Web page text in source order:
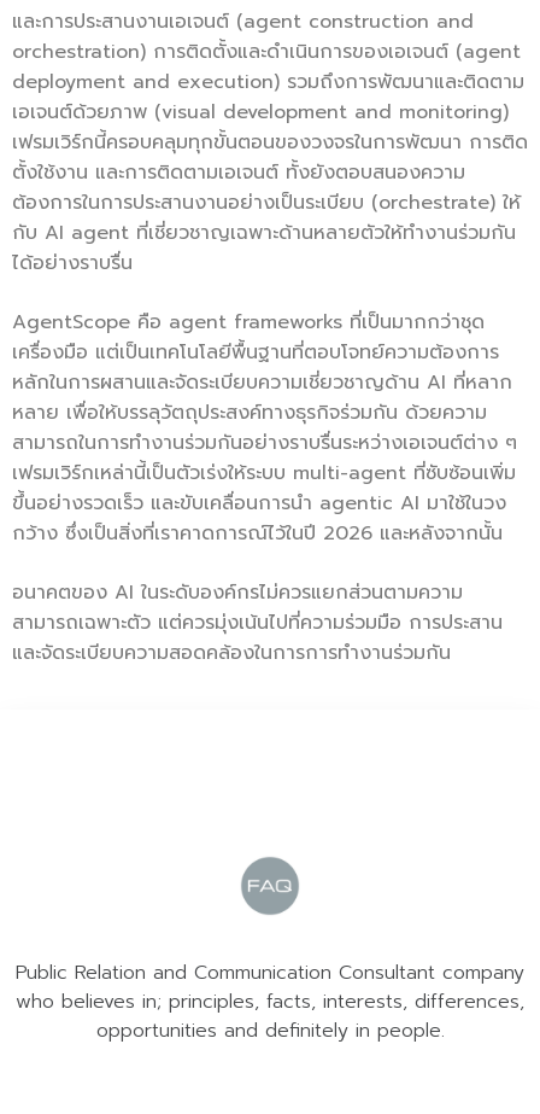
และการประสานงานเอเจนต์ (agent construction and
orchestration) การติดตั้งและดำเนินการของเอเจนต์ (agent
deployment and execution) รวมถึงการพัฒนาและติดตาม
เอเจนต์ด้วยภาพ (visual development and monitoring)
เฟรมเวิร์กนี้ครอบคลุมทุกขั้นตอนของวงจรในการพัฒนา การติด
ตั้งใช้งาน และการติดตามเอเจนต์ ทั้งยังตอบสนองความ
ต้องการในการประสานงานอย่างเป็นระเบียบ (orchestrate) ให้
กับ AI agent ที่เชี่ยวชาญเฉพาะด้านหลายตัวให้ทำงานร่วมกัน
ได้อย่างราบรื่น
AgentScope คือ agent frameworks ที่เป็นมากกว่าชุด
เครื่องมือ แต่เป็นเทคโนโลยีพื้นฐานที่ตอบโจทย์ความต้องการ
หลักในการผสานและจัดระเบียบความเชี่ยวชาญด้าน AI ที่หลาก
หลาย เพื่อให้บรรลุวัตถุประสงค์ทางธุรกิจร่วมกัน ด้วยความ
สามารถในการทำงานร่วมกันอย่างราบรื่นระหว่างเอเจนต์ต่าง ๆ
เฟรมเวิร์กเหล่านี้เป็นตัวเร่งให้ระบบ multi-agent ที่ซับซ้อนเพิ่ม
ขึ้นอย่างรวดเร็ว และขับเคลื่อนการนำ agentic AI มาใช้ในวง
กว้าง ซึ่งเป็นสิ่งที่เราคาดการณ์ไว้ในปี 2026 และหลังจากนั้น
อนาคตของ AI ในระดับองค์กรไม่ควรแยกส่วนตามความ
สามารถเฉพาะตัว แต่ควรมุ่งเน้นไปที่ความร่วมมือ การประสาน
และจัดระเบียบความสอดคล้องในการการทำงานร่วมกัน
Public Relation and Communication Consultant company
who believes in; principles, facts, interests, differences,
opportunities and definitely in people.